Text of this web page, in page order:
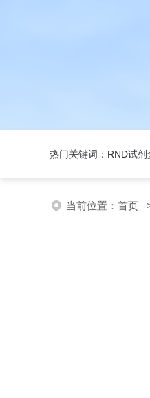
热门关键词：RND试
当前位置： 首页